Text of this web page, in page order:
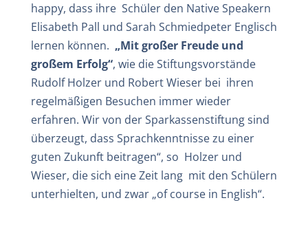
happy, dass ihre Schüler den Native Speakern
Elisabeth Pall und Sarah Schmiedpeter Englisch
lernen können. „Mit großer Freude und
großem Erfolg“, wie die Stiftungsvorstände
Rudolf Holzer und Robert Wieser bei ihren
regelmäßigen Besuchen immer wieder
erfahren. Wir von der Sparkassenstiftung sind
überzeugt, dass Sprachkenntnisse zu einer
guten Zukunft beitragen“, so Holzer und
Wieser, die sich eine Zeit lang mit den Schülern
unterhielten, und zwar „of course in English“.